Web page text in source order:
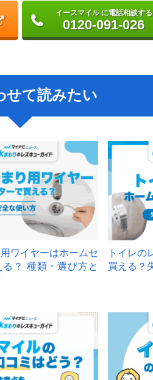
イースマイル に電話相談する
0120-091-026
せて読みたい
ワイヤーはホームセ
る？ 種類・選び方と
トイレの
買える？